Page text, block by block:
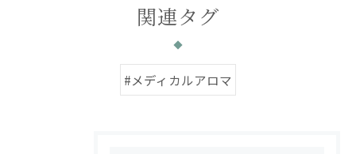
関連タグ
#メディカルアロマ